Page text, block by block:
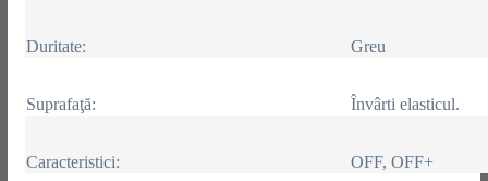
Duritate: Greu
Suprafaţă: Învârti elasticul.
Caracteristici: OFF, OFF+